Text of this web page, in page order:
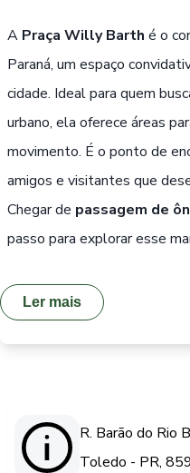
A Praça Willy Barth é o
Paraná, um espaço
cidade. Ideal para quem
urbano, ela oferece áreas
movimento. É o ponto de
amigos e visitantes que
Chegar de passagem de
passo para explorar esse
Ler mais
R. Barão do Rio
Toledo - PR,